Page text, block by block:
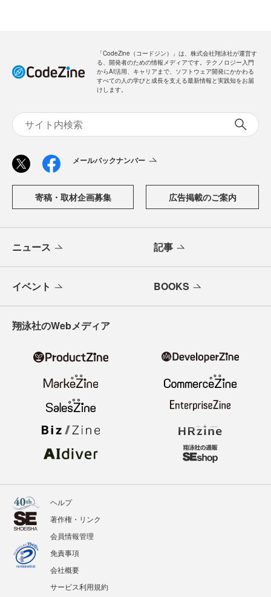
「CodeZine（コードジン）」は、株式会社翔泳社が運営す
る、開発者のための情報メディアです。テクノロジー入門
からAI活用、キャリアまで、ソフトウェア開発にかかわる
すべての人の学びと成長を支える最新情報と実践知をお届
けします。
メールバックナンバー
寄稿・取材企画募集 広告掲載のご案内
ニュース 記事
イベント BOOKS
翔泳社のWebメディア
ヘルプ
著作権・リンク
会員情報管理
免責事項
会社概要
サービス利用規約